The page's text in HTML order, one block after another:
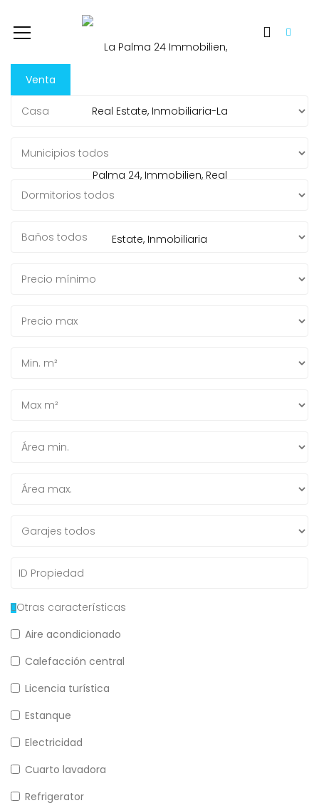
Venta
Otras características
Aire acondicionado
Calefacción central
Licencia turística
Estanque
Electricidad
Cuarto lavadora
Refrigerator